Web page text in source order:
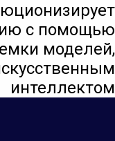
с помощью
моделей,
интеллектом